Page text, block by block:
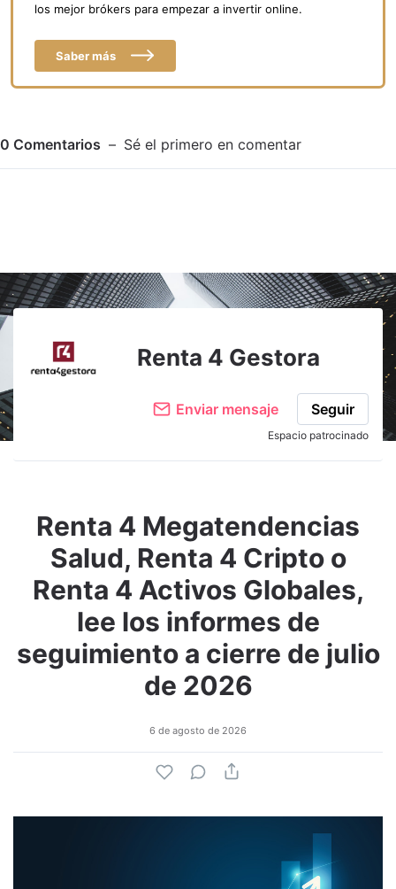
los mejor brókers para empezar a invertir online.
Saber más
0 Comentarios Sé el primero en comentar
Adjuntar imagen Comentar
Renta 4 Gestora
Enviar mensaje Seguir
Espacio patrocinado
Renta 4 Megatendencias
Salud, Renta 4 Cripto o
Renta 4 Activos Globales,
lee los informes de
seguimiento a cierre de julio
de 2026
6 de agosto de 2026